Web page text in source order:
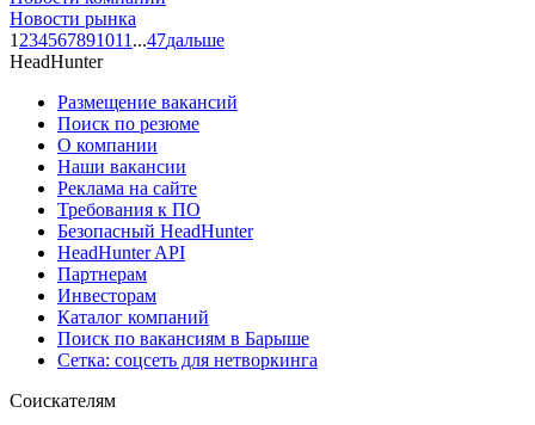
Новости рынка
1 234567891011 ...47дальше
HeadHunter
Размещение вакансий
Поиск по резюме
О компании
Наши вакансии
Реклама на сайте
Требования к ПО
Безопасный HeadHunter
HeadHunter API
Партнерам
Инвесторам
Каталог компаний
Поиск по вакансиям в Барыше
Сетка: соцсеть для нетворкинга
Соискателям